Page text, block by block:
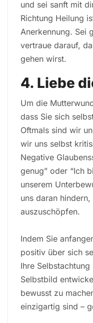
und sei sanft mit
Richtung Heilung
Anerkennung. Sei
vertraue darauf,
gehen wirst.
4. Liebe
Um die
dass Sie sich
Oftmals sind wir
wir uns selbst
Negative
genug” oder “Ich
unserem
uns daran
auszuschöpfen.
Indem Sie
positiv über sich
Ihre
Selbstbild
bewusst zu
einzigartig sind –